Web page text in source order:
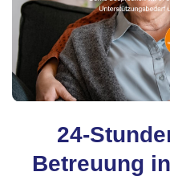
24-
Betreuung